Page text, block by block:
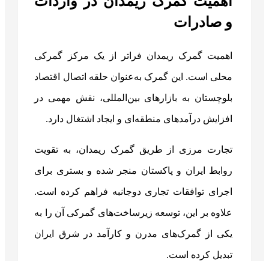
و صادرات
اهمیت گمرک ریمدان فراتر از یک مرکز گمرکی
محلی است. این گمرک به‌عنوان حلقه اتصال اقتصاد
بلوچستان به بازارهای بین‌المللی، نقش مهمی در
افزایش درآمدهای منطقه‌ای و ایجاد اشتغال دارد.
تجارت مرزی از طریق گمرک ریمدان، به تقویت
روابط ایران و پاکستان منجر شده و بستری برای
اجرای توافقات تجاری دوجانبه فراهم کرده است.
علاوه بر این، توسعه زیرساخت‌های گمرکی آن را به
یکی از گمرک‌های مدرن و کارآمد در شرق ایران
تبدیل کرده است.